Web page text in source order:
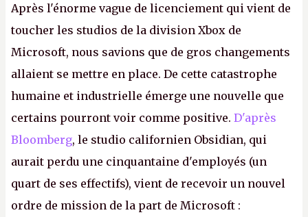
Après l'énorme vague de licenciement qui vient de
toucher les studios de la division Xbox de
Microsoft, nous savions que de gros changements
allaient se mettre en place. De cette catastrophe
humaine et industrielle émerge une nouvelle que
certains pourront voir comme positive. D'après
Bloomberg, le studio californien Obsidian, qui
aurait perdu une cinquantaine d'employés (un
quart de ses effectifs), vient de recevoir un nouvel
ordre de mission de la part de Microsoft :